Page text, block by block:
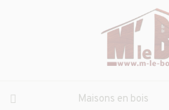
Maisons en bois